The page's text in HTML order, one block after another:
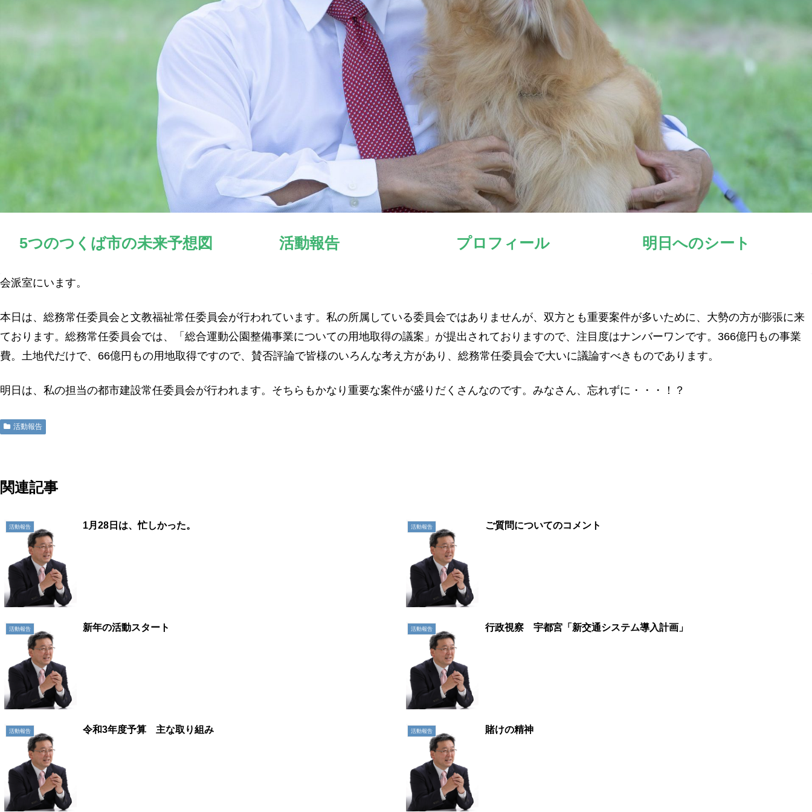
5つのつくば市の未来予想図 活動報告 プロフィール 明日へのシート
会派室にいます。
本日は、総務常任委員会と文教福祉常任委員会が行われています。私の所属している委員会ではありませんが、双方とも重要案件が多いために、大勢の方が膨張に来
ております。総務常任委員会では、「総合運動公園整備事業についての用地取得の議案」が提出されておりますので、注目度はナンバーワンです。366億円もの事業
費。土地代だけで、66億円もの用地取得ですので、賛否評論で皆様のいろんな考え方があり、総務常任委員会で大いに議論すべきものであります。
明日は、私の担当の都市建設常任委員会が行われます。そちらもかなり重要な案件が盛りだくさんなのです。みなさん、忘れずに・・・！？
活動報告
関連記事
活動報告 1月28日は、忙しかった。 活動報告 ご質問についてのコメント
活動報告 新年の活動スタート 活動報告 行政視察 宇都宮「新交通システム導入計画」
活動報告 令和3年度予算 主な取り組み 活動報告 賭けの精神